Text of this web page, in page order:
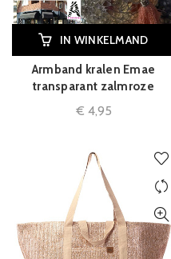
IN WINKELMAND
Armband kralen Emae
transparant zalmroze
€ 4,95